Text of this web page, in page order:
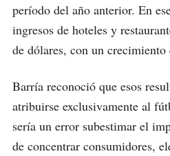
período del año anterior. En
ingresos de hoteles y
de dólares, con un crecimiento
Barría reconoció que esos
atribuirse exclusivamente al
sería un error subestimar el
de concentrar consumidores,